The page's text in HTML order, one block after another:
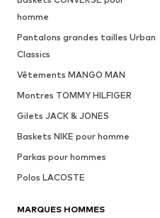
homme
Pantalons grandes tailles Urban
Classics
Vêtements MANGO MAN
Montres TOMMY HILFIGER
Gilets JACK & JONES
Baskets NIKE pour homme
Parkas pour hommes
Polos LACOSTE
MARQUES HOMMES